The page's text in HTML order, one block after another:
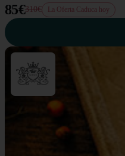
85€310€ La Oferta Caduca hoy